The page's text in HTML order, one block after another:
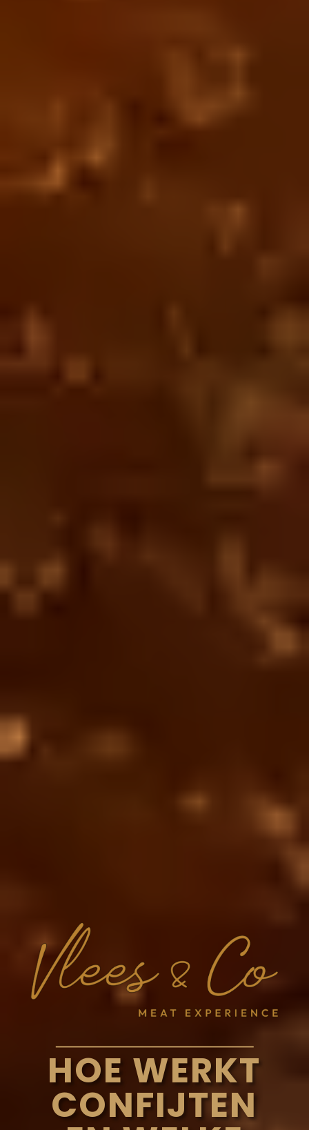
HOE WERKT
CONFIJTEN